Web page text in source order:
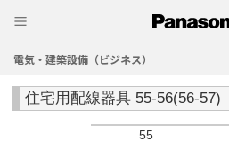
電気・建築設備（ビジネス）
住宅用配線器具 55-56(56-57)
55